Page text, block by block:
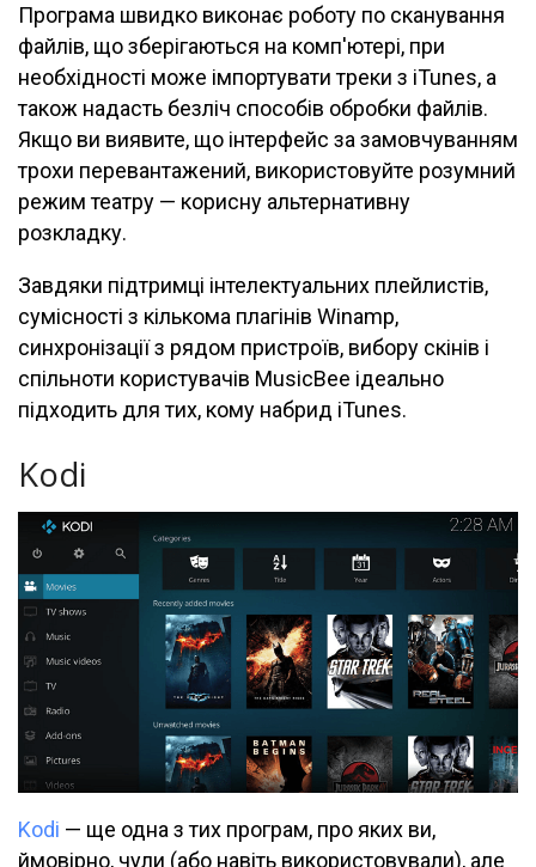
Програма швидко виконає роботу по сканування
файлів, що зберігаються на комп'ютері, при
необхідності може імпортувати треки з iTunes, а
також надасть безліч способів обробки файлів.
Якщо ви виявите, що інтерфейс за замовчуванням
трохи перевантажений, використовуйте розумний
режим театру — корисну альтернативну
розкладку.
Завдяки підтримці інтелектуальних плейлистів,
сумісності з кількома плагінів Winamp,
синхронізації з рядом пристроїв, вибору скінів і
спільноти користувачів MusicBee ідеально
підходить для тих, кому набрид iTunes.
Kodi
Kodi — ще одна з тих програм, про яких ви,
ймовірно, чули (або навіть використовували), але